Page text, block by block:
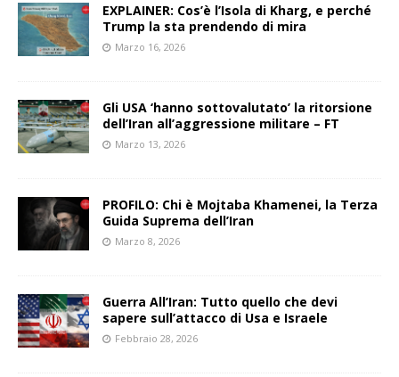
EXPLAINER: Cos’è l’Isola di Kharg, e perché
Trump la sta prendendo di mira
Marzo 16, 2026
Gli USA ‘hanno sottovalutato’ la ritorsione
dell’Iran all’aggressione militare – FT
Marzo 13, 2026
PROFILO: Chi è Mojtaba Khamenei, la Terza
Guida Suprema dell’Iran
Marzo 8, 2026
Guerra All’Iran: Tutto quello che devi
sapere sull’attacco di Usa e Israele
Febbraio 28, 2026